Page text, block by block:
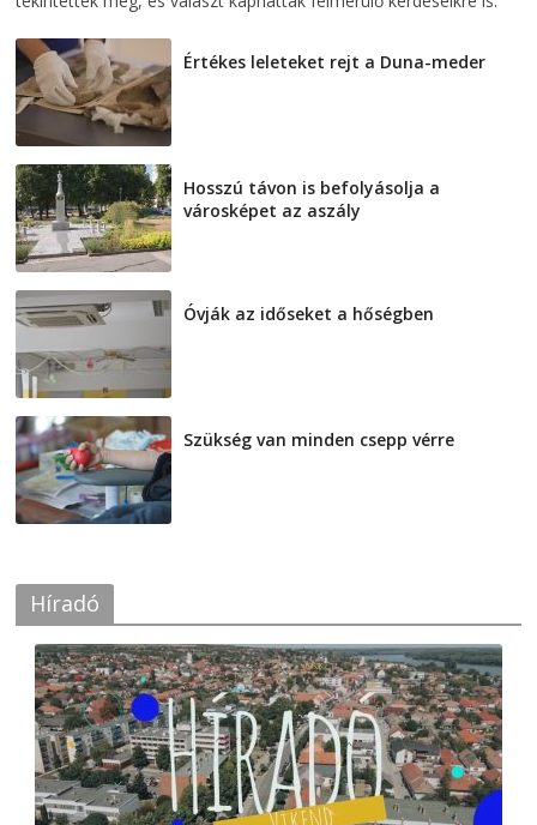
Értékes leleteket rejt a Duna-meder
Hosszú távon is befolyásolja a
városképet az aszály
Óvják az időseket a hőségben
Szükség van minden csepp vérre
Híradó